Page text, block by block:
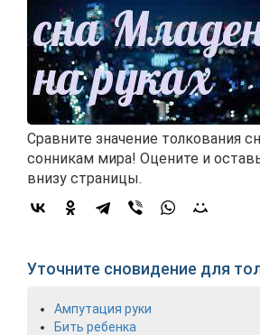
Сравните значение толкования
сонникам мира! Оцените и
внизу страницы.
Уточните сновидение для
Ампутация руки
Бить ребенка